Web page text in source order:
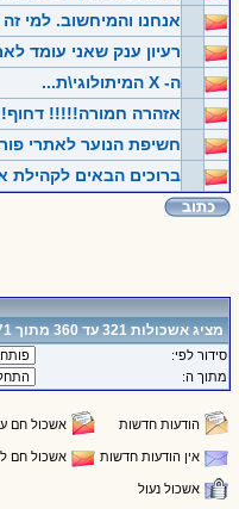
אנחנו והמיחשוב. למי
רעיון ענק שאני עומד
ה- X המיתולוגי\ת...
אזהרה חמורה!!!!!
חשיפת הנוער לאתרי
ברוכים הבאים לקהילת
מציג אשכולות 321 עד 360 מתוך 771
סידור לפי:
מתוך ה:
הודעות חדשות אשכול חם
אין הודעות חדשות אשכול חם
אשכול נעול